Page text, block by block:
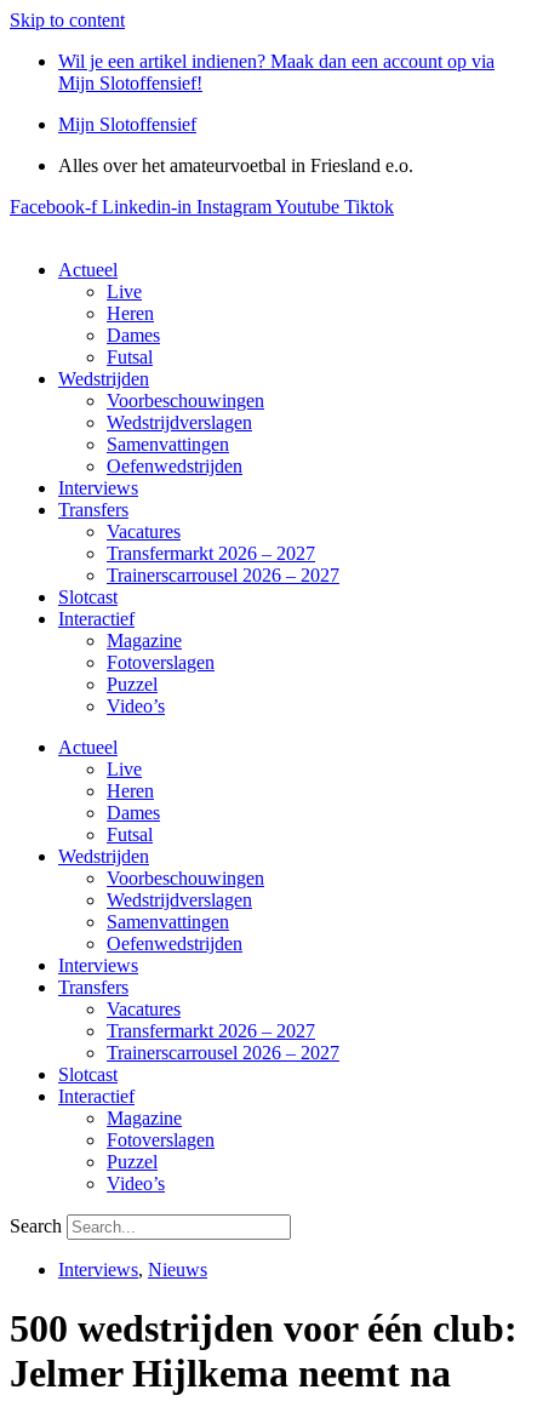
Skip to content
Wil je een artikel indienen? Maak dan een account op via
Mijn Slotoffensief!
Mijn Slotoffensief
Alles over het amateurvoetbal in Friesland e.o.
Facebook-f Linkedin-in InstagramYoutube Tiktok
Actueel
Live
Heren
Dames
Futsal
Wedstrijden
Voorbeschouwingen
Wedstrijdverslagen
Samenvattingen
Oefenwedstrijden
Interviews
Transfers
Vacatures
Transfermarkt 2026 – 2027
Trainerscarrousel 2026 – 2027
Slotcast
Interactief
Magazine
Fotoverslagen
Puzzel
Video’s
Actueel
Live
Heren
Dames
Futsal
Wedstrijden
Voorbeschouwingen
Wedstrijdverslagen
Samenvattingen
Oefenwedstrijden
Interviews
Transfers
Vacatures
Transfermarkt 2026 – 2027
Trainerscarrousel 2026 – 2027
Slotcast
Interactief
Magazine
Fotoverslagen
Puzzel
Video’s
Search
Interviews, Nieuws
500 wedstrijden voor één club:
Jelmer Hijlkema neemt na